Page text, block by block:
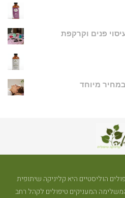
פנים וקרקפת
מיוחד
הוליסטיים היא קליניקה שיתופית
המעניקים טיפולים לקהל רחב